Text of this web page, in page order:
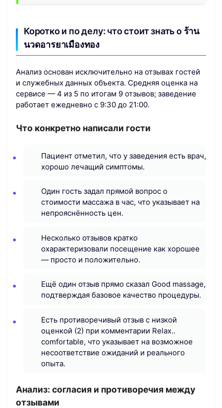
Коротко и по делу: что стоит знать о ร้าน
นวดอารยาเมืองทอง
Анализ основан исключительно на отзывах гостей
и служебных данных объекта. Средняя оценка на
сервисе — 4 из 5 по итогам 9 отзывов; заведение
работает ежедневно с 9:30 до 21:00.
Что конкретно написали гости
Пациент отметил, что у заведения есть врач,
хорошо лечащий симптомы.
Один гость задал прямой вопрос о
стоимости массажа в час, что указывает на
непрояснённость цен.
Несколько отзывов кратко
охарактеризовали посещение как хорошее
— просто и положительно.
Ещё один отзыв прямо сказал Good massage,
подтверждая базовое качество процедуры.
Есть противоречивый отзыв с низкой
оценкой (2) при комментарии Relax..
comfortable, что указывает на возможное
несоответствие ожиданий и реального
опыта.
Анализ: согласия и противоречия между
отзывами